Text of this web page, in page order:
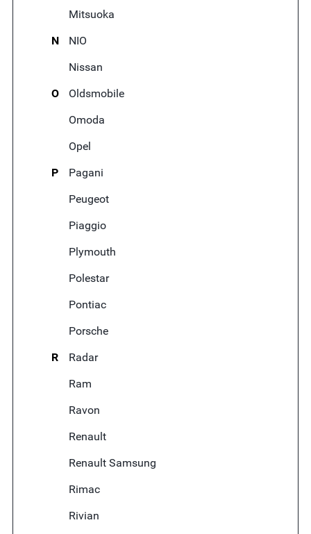
Mitsuoka
N
NIO
Nissan
O
Oldsmobile
Omoda
Opel
P
Pagani
Peugeot
Piaggio
Plymouth
Polestar
Pontiac
Porsche
R
Radar
Ram
Ravon
Renault
Renault Samsung
Rimac
Rivian